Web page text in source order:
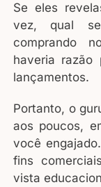
Se eles
vez, qual
comprando
haveria razão
lançamentos.
Portanto, o
aos poucos,
você
fins
vista